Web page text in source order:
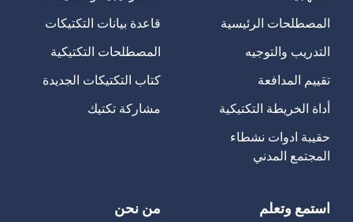
المصطلحات الرئيسية
التدريب والتوجيه
تقييم المدافعة
أداة الخريطة التكتيكية
حقيبة ادوات نشطاء
المجتمع المدني
قاعدة بيانات التكتيكات
المصطلحات التكتيكية
كتاب التكتيكات الجديدة
مشاركة تكتيك
استمع وتعلم من نحن